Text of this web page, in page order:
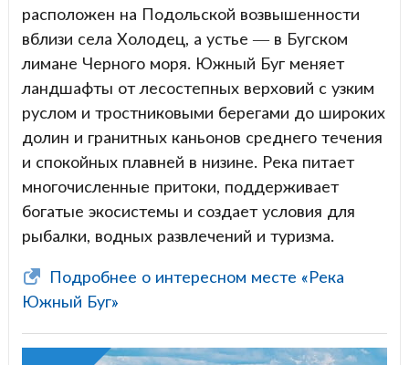
расположен на Подольской возвышенности
вблизи села Холодец, а устье — в Бугском
лимане Черного моря. Южный Буг меняет
ландшафты от лесостепных верховий с узким
руслом и тростниковыми берегами до широких
долин и гранитных каньонов среднего течения
и спокойных плавней в низине. Река питает
многочисленные притоки, поддерживает
богатые экосистемы и создает условия для
рыбалки, водных развлечений и туризма.
Подробнее о интересном месте «Река
Южный Буг»